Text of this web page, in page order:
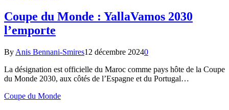
Coupe du Monde : YallaVamos 2030
l’emporte
By Anis Bennani-Smires12 décembre 20240
La désignation est officielle du Maroc comme pays hôte de la Coupe
du Monde 2030, aux côtés de l’Espagne et du Portugal…
Coupe du Monde